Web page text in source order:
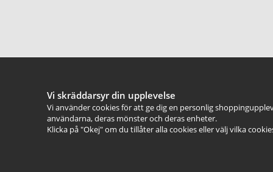
Vi skräddarsyr din upplevelse
Vi använder cookies för att ge dig en personlig
användarna, deras mönster och deras enheter.
Klicka på "Okej" om du tillåter alla cookies eller välj vilka